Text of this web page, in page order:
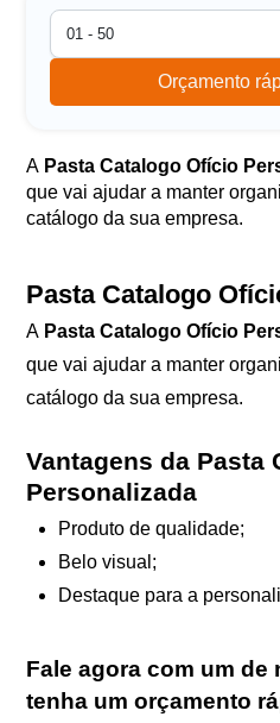
Orçamento
A Pasta Catalogo Ofício
que vai ajudar a manter
catálogo da sua empresa.
Pasta Catalogo
A Pasta Catalogo Ofício
que vai ajudar a manter
catálogo da sua empresa.
Vantagens da Pasta
Personalizada
Produto de qualidade;
Belo visual;
Destaque para a
Fale agora com um de
tenha um orçamento